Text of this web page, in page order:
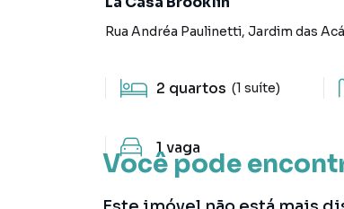
Você pode
Rua Andréa Paulinetti, Jardim das
2 quartos (1 suíte)
1vaga